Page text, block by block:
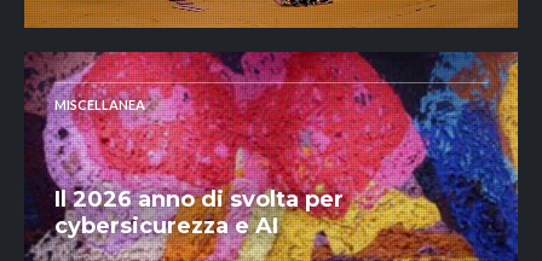
MISCELLANEA
Il 2026 anno di svolta per
cybersicurezza e AI